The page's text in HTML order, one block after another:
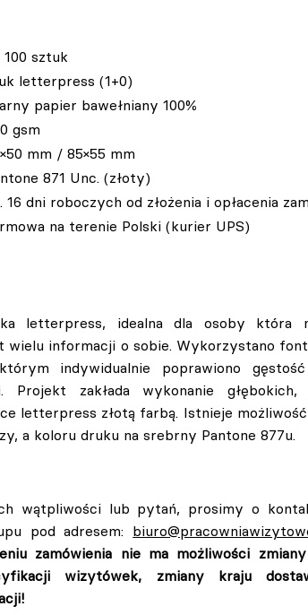
100 sztuk
letterpress (1+0)
papier bawełniany 100%
gsm
mm / 85×55 mm
871 Unc. (złoty)
16 dni roboczych od złożenia i opłacenia
na terenie Polski (kurier UPS)
letterpress, idealna dla osoby która
wielu informacji o sobie. Wykorzystano font
indywidualnie poprawiono gęstość
Projekt zakłada wykonanie głębokich,
letterpress złotą farbą. Istnieje
a koloru druku na srebrny Pantone 877u.
wątpliwości lub pytań, prosimy o
pod adresem:
zamówienia nie ma możliwości
wizytówek, zmiany kraju